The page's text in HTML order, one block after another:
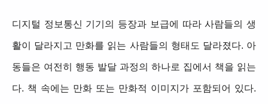
디지털 정보통신 기기의 등장과 보급에 따라 사람들의 생
활이 달라지고 만화를 읽는 사람들의 형태도 달라졌다. 아
동들은 여전히 행동 발달 과정의 하나로 집에서 책을 읽는
다. 책 속에는 만화 또는 만화적 이미지가 포함되어 있다.